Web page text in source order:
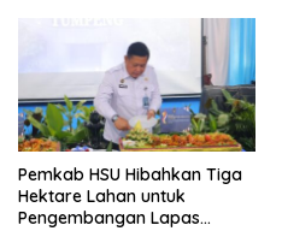
Pemkab HSU Hibahkan Tiga
Hektare Lahan untuk
Pengembangan Lapas